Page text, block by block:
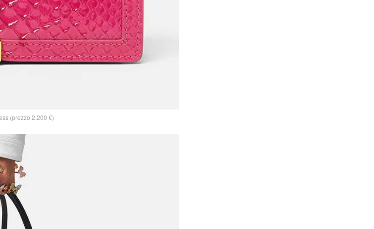
(prezzo 2.200 €)